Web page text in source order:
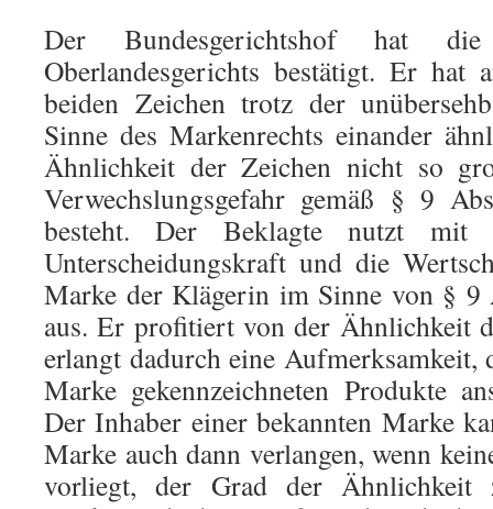
Der Bundesgerichtshof hat
Oberlandesgerichts bestätigt. Er hat
beiden Zeichen trotz der
Sinne des Markenrechts einander
Ähnlichkeit der Zeichen nicht so
Verwechslungsgefahr gemäß § 9
besteht. Der Beklagte nutzt mit
Unterscheidungskraft und die
Marke der Klägerin im Sinne von §
aus. Er profitiert von der Ähnlichkeit
erlangt dadurch eine
Marke gekennzeichneten Produkte
Der Inhaber einer bekannten Marke
Marke auch dann verlangen, wenn
vorliegt, der Grad der Ähnlichkeit